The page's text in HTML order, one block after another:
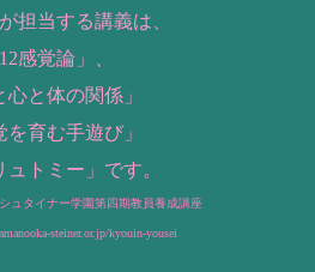
担当する講義は、
12感覚論」、
心と体の関係」
を育む手遊び」
ュトミー」です。
ュタイナー学園第四期教員養成講座
steiner.or.jp/kyouin-yousei